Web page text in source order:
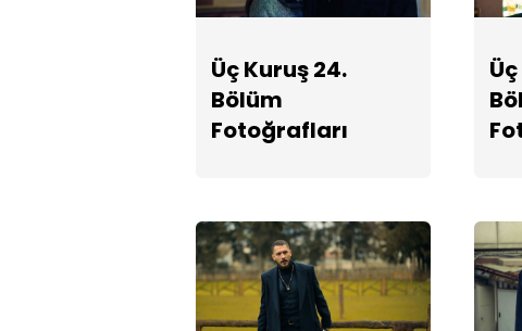
Üç Kuruş 24.
Bölüm
Fotoğrafları